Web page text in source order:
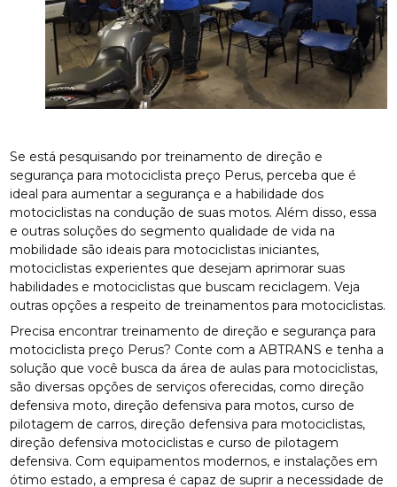
Se está pesquisando por treinamento de direção e
segurança para motociclista preço Perus, perceba que é
ideal para aumentar a segurança e a habilidade dos
motociclistas na condução de suas motos. Além disso, essa
e outras soluções do segmento qualidade de vida na
mobilidade são ideais para motociclistas iniciantes,
motociclistas experientes que desejam aprimorar suas
habilidades e motociclistas que buscam reciclagem. Veja
outras opções a respeito de treinamentos para motociclistas.
Precisa encontrar treinamento de direção e segurança para
motociclista preço Perus? Conte com a ABTRANS e tenha a
solução que você busca da área de aulas para motociclistas,
são diversas opções de serviços oferecidas, como direção
defensiva moto, direção defensiva para motos, curso de
pilotagem de carros, direção defensiva para motociclistas,
direção defensiva motociclistas e curso de pilotagem
defensiva. Com equipamentos modernos, e instalações em
ótimo estado, a empresa é capaz de suprir a necessidade de